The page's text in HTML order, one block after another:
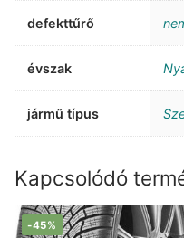
defekttűrő
évszak
jármű típus
Kapcsolódó
-45%